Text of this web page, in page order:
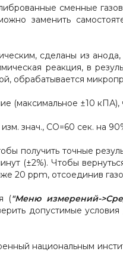
сменные
заменить
сделаны из
реакция, в
обрабатывается
(максимальное ±10
знач., СО=60 сек. на
получить точные
(±2%). Чтобы
20 ppm, отсоединив
("Меню измерений-
допустимые
национальным